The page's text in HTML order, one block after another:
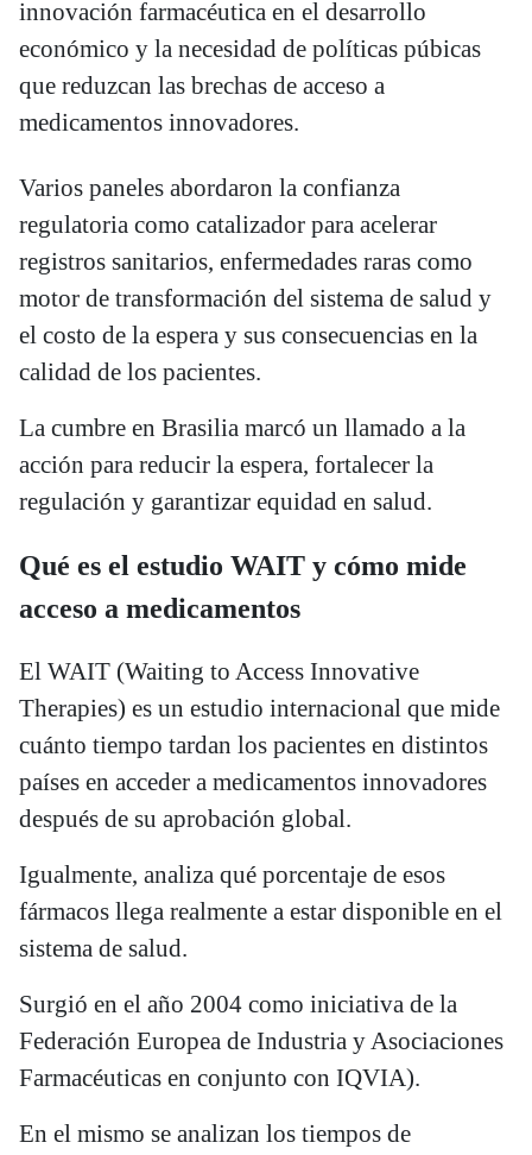
innovación farmacéutica en el desarrollo
económico y la necesidad de políticas púbicas
que reduzcan las brechas de acceso a
medicamentos innovadores.
Varios paneles abordaron la confianza
regulatoria como catalizador para acelerar
registros sanitarios, enfermedades raras como
motor de transformación del sistema de salud y
el costo de la espera y sus consecuencias en la
calidad de los pacientes.
La cumbre en Brasilia marcó un llamado a la
acción para reducir la espera, fortalecer la
regulación y garantizar equidad en salud.
Qué es el estudio WAIT y cómo mide
acceso a medicamentos
El WAIT (Waiting to Access Innovative
Therapies) es un estudio internacional que mide
cuánto tiempo tardan los pacientes en distintos
países en acceder a medicamentos innovadores
después de su aprobación global.
Igualmente, analiza qué porcentaje de esos
fármacos llega realmente a estar disponible en el
sistema de salud.
Surgió en el año 2004 como iniciativa de la
Federación Europea de Industria y Asociaciones
Farmacéuticas en conjunto con IQVIA).
En el mismo se analizan los tiempos de